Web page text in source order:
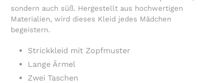
sondern auch süß. Hergestellt aus hochwertigen
Materialien, wird dieses Kleid jedes Mädchen
begeistern.
Strickkleid mit Zopfmuster
Lange Ärmel
Zwei Taschen